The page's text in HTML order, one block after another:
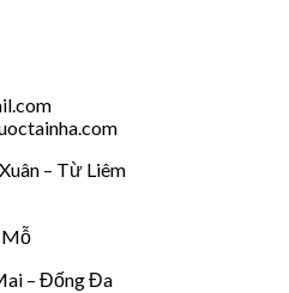
– Từ Liêm
Mỗ
– Đống Đa